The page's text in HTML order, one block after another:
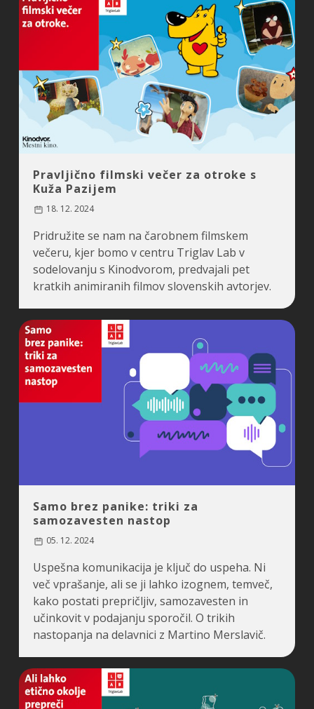
Pravljično filmski večer za otroke s
Kuža Pazijem
18. 12. 2024
Pridružite se nam na čarobnem filmskem
večeru, kjer bomo v centru Triglav Lab v
sodelovanju s Kinodvorom, predvajali pet
kratkih animiranih filmov slovenskih avtorjev.
Samo brez panike: triki za
samozavesten nastop
05. 12. 2024
Uspešna komunikacija je ključ do uspeha. Ni
več vprašanje, ali se ji lahko izognem, temveč,
kako postati prepričljiv, samozavesten in
učinkovit v podajanju sporočil. O trikih
nastopanja na delavnici z Martino Merslavič.